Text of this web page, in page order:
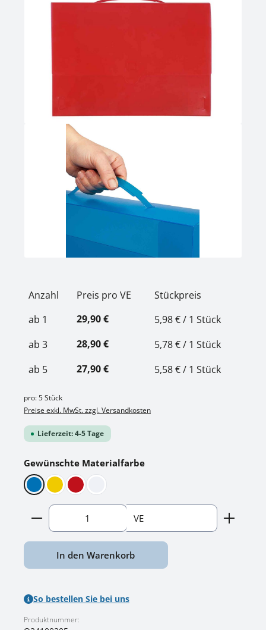
Anzahl Preis pro VE
Stückpreis
ab 1 29,90 €
5,98 € / 1 Stück
ab 3 28,90 €
5,78 € / 1 Stück
ab 5 27,90 € 5,58 € / 1 Stück
pro:5 Stück
Preise exkl. MwSt. zzgl. Versandkosten
Lieferzeit: 4-5 Tage
Gewünschte Materialfarbeauswählen
Blau Gelb Rot Weiss
Produkt Anzahl: Gib den gewünschten Wert
VE
In den Warenkorb
So bestellen Sie bei uns
Produktnummer: